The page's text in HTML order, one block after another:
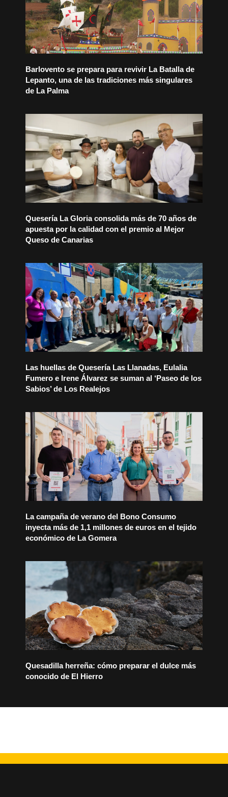
Barlovento se prepara para revivir La Batalla de
Lepanto, una de las tradiciones más singulares
de La Palma
Quesería La Gloria consolida más de 70 años de
apuesta por la calidad con el premio al Mejor
Queso de Canarias
Las huellas de Quesería Las Llanadas, Eulalia
Fumero e Irene Álvarez se suman al ‘Paseo de los
Sabios’ de Los Realejos
La campaña de verano del Bono Consumo
inyecta más de 1,1 millones de euros en el tejido
económico de La Gomera
Quesadilla herreña: cómo preparar el dulce más
conocido de El Hierro